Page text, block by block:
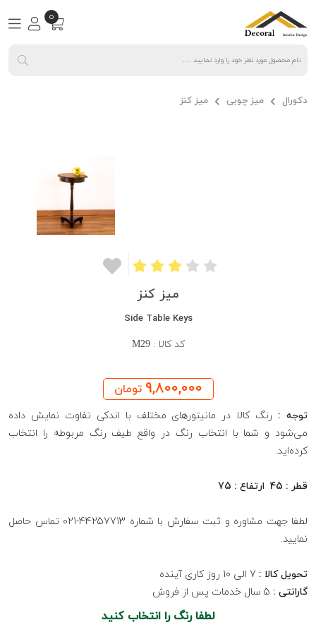
0
دکورال میز چوبی میز کنز
میز کنز
Side Table Keys
کد کالا :M29
9,800,000 تومان
توجه : رنگ کالا در مانیتورهای مختلف با اندکی تفاوت نمایش داده
می‌شود و شما با انتخاب رنگ در واقع طیف رنگ مربوطه را انتخاب
کرده‌اید.
قطر : 45 ارتفاع : 75
لطفا جهت مشاوره و ثبت سفارش با شماره 44257713-021 تماس حاصل
نمایید.
تحویل کالا :
گارانتی :
لطفا رنگ را انتخاب کنید